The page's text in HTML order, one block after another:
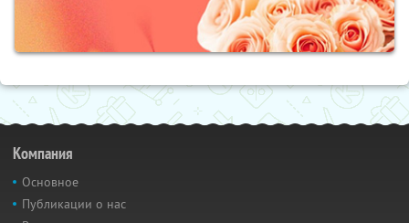
Компания
Основное
Публикации о нас